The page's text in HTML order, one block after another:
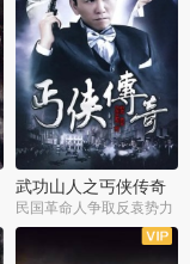
武功山人之丐侠传奇
民国革命人争取反袁势力
全35集